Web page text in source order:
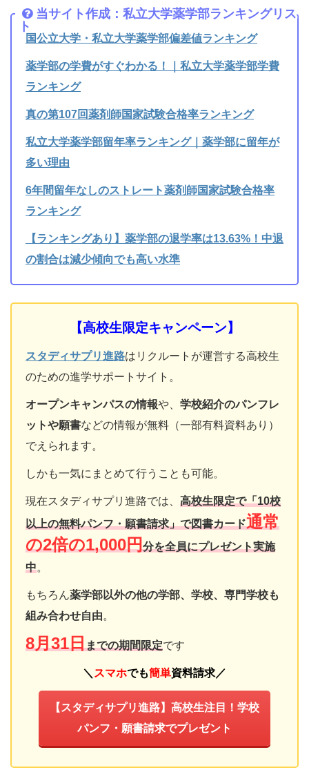
当サイト作成：私立大学薬学部ランキングリス
ト
国公立大学・私立大学薬学部偏差値ランキング
薬学部の学費がすぐわかる！｜私立大学薬学部学費
ランキング
真の第107回薬剤師国家試験合格率ランキング
私立大学薬学部留年率ランキング｜薬学部に留年が
多い理由
6年間留年なしのストレート薬剤師国家試験合格率
ランキング
【ランキングあり】薬学部の退学率は13.63%！中退
の割合は減少傾向でも高い水準
【高校生限定キャンペーン】
スタディサプリ進路はリクルートが運営する高校生
のための進学サポートサイト。
オープンキャンパスの情報や、 学校紹介のパンフレ
ットや願書などの情報が無料（一部有料資料あり）
でえられます。
しかも一気にまとめて行うことも可能。
現在スタディサプリ進路では、 高校生限定で「10校
以上の無料パンフ・願書請求」で図書カード通常
の2倍の1,000円分を全員にプレゼント実施
中。
もちろん薬学部以外の他の学部、学校、専門学校も
組み合わせ自由。
8月31日までの期間限定です
＼ スマホでも簡単資料請求／
【スタディサプリ進路】高校生注目！学校
パンフ・願書請求でプレゼント